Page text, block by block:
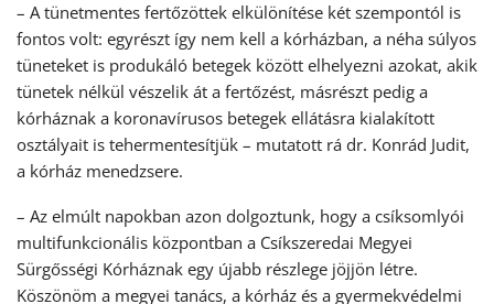
– A tünetmentes fertőzöttek elkülönítése két szempontól is
fontos volt: egyrészt így nem kell a kórházban, a néha súlyos
tüneteket is produkáló betegek között elhelyezni azokat, akik
tünetek nélkül vészelik át a fertőzést, másrészt pedig a
kórháznak a koronavírusos betegek ellátásra kialakított
osztályait is tehermentesítjük – mutatott rá dr. Konrád Judit,
a kórház menedzsere.
– Az elmúlt napokban azon dolgoztunk, hogy a csíksomlyói
multifunkcionális központban a Csíkszeredai Megyei
Sürgősségi Kórháznak egy újabb részlege jöjjön létre.
Köszönöm a megyei tanács, a kórház és a gyermekvédelmi